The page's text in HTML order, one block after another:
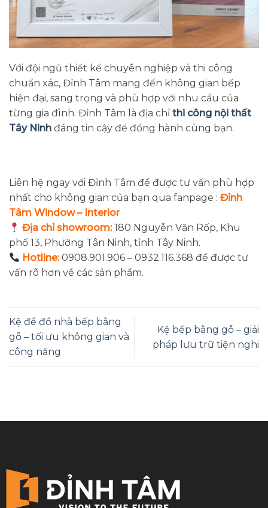
Với đội ngũ thiết kế chuyên nghiệp và thi công
chuẩn xác, Đỉnh Tâm mang đến không gian bếp
hiện đại, sang trọng và phù hợp với nhu cầu của
từng gia đình. Đỉnh Tâm là địa chỉ thi công nội thất
Tây Ninh đáng tin cậy để đồng hành cùng bạn.
Liên hệ ngay với Đỉnh Tâm để được tư vấn phù hợp
nhất cho không gian của bạn qua fanpage : Đỉnh
Tâm Window – Interior
Địa chỉ showroom:180 Nguyễn Văn Rốp, Khu
phố 13, Phường Tân Ninh, tỉnh Tây Ninh.
Hotline: 0908.901.906 – 0932.116.368 để được tư
vấn rõ hơn về các sản phẩm.
Kệ để đồ nhà bếp bằng
gỗ – tối ưu không gian và
công năng
Kệ bếp bằng gỗ – giải
pháp lưu trữ tiện nghi